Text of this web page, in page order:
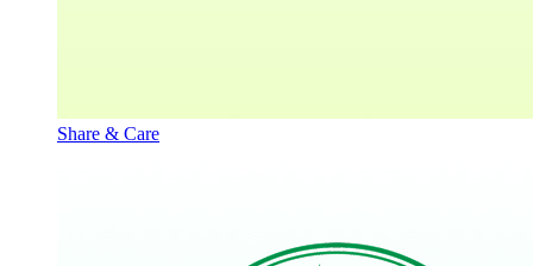
Share & Care